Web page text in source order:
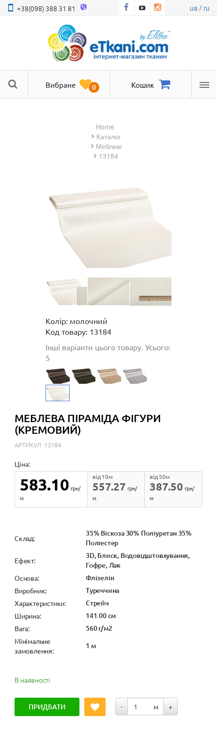
+38(098) 388 31 81 ua/ ru
Вибране 0 Кошик
Home
Каталог
меблеві
13184
Колір: молочний
Код товару: 13184
Інші варіанти цього товару. Усього:
5
МЕБЛЕВА ПІРАМІДА ФІГУРИ
(КРЕМОВИЙ)
АРТИКУЛ: 13184
Ціна:
583.10 грн/
м
557.27
від 10м
грн/
м
387.50
від 50м
грн/
м
Cклад:
35% Віскоза 30% Поліуретан 35%
Поліестер
Ефект:
3D, Блиск, Водовідштовхування,
Гофре, Лак
Основа: Флізелін
Виробник: Туреччина
Характеристики: Стрейч
Ширина: 141.00 см
Вага: 560 г/м2
Мінімальне
замовлення:
1 м
В наявності
ПРИДБАТИ - м +